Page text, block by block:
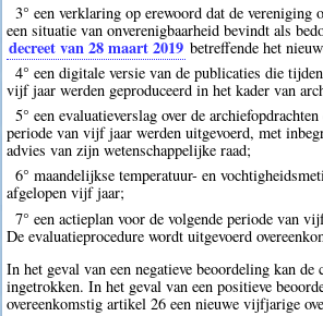
3° een verklaring op erewoord dat de
een situatie van onverenigbaarheid bevindt als
decreet van 28 maart 2019 betreffende het
4° een digitale versie van de publicaties die
vijf jaar werden geproduceerd in het kader van
5° een evaluatieverslag over de
periode van vijf jaar werden uitgevoerd, met
advies van zijn wetenschappelijke raad;
6° maandelijkse temperatuur- en
afgelopen vijf jaar;
7° een actieplan voor de volgende periode van
De evaluatieprocedure wordt uitgevoerd
In het geval van een negatieve beoordeling kan de
ingetrokken. In het geval van een positieve
overeenkomstig artikel 26 een nieuwe vijfjarige